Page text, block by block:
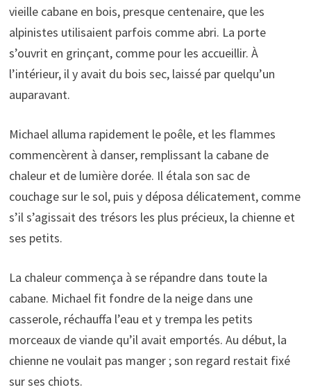
vieille cabane en bois, presque centenaire, que les
alpinistes utilisaient parfois comme abri. La porte
s’ouvrit en grinçant, comme pour les accueillir. À
l’intérieur, il y avait du bois sec, laissé par quelqu’un
auparavant.
Michael alluma rapidement le poêle, et les flammes
commencèrent à danser, remplissant la cabane de
chaleur et de lumière dorée. Il étala son sac de
couchage sur le sol, puis y déposa délicatement, comme
s’il s’agissait des trésors les plus précieux, la chienne et
ses petits.
La chaleur commença à se répandre dans toute la
cabane. Michael fit fondre de la neige dans une
casserole, réchauffa l’eau et y trempa les petits
morceaux de viande qu’il avait emportés. Au début, la
chienne ne voulait pas manger ; son regard restait fixé
sur ses chiots.